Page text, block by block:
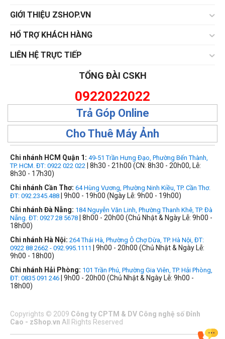
GIỚI THIỆU ZSHOP.VN
HỔ TRỢ KHÁCH HÀNG
LIÊN HỆ TRỰC TIẾP
TỔNG ĐÀI CSKH
0922022022
Trả Góp Online
Cho Thuê Máy Ảnh
Chi nhánh HCM Quận 1: 49-51 Trần Hưng Đạo, Phường Bến Thành,
TP. HCM. ĐT: 0922 022 022 | 8h30 - 21h00 (CN: 8h30 - 20h00, Lễ:
8h30 - 17h30)
Chi nhánh Cần Thơ: 64 Hùng Vương, Phường Ninh Kiều, TP. Cần Thơ.
ĐT: 092.2345.488 | 9h00 - 19h00 (Ngày Lễ: 9h00 - 19h00)
Chi nhánh Đà Nẵng: 184 Nguyễn Văn Linh, Phường Thanh Khê, TP. Đà
Nẵng. ĐT: 0927 28 5678 | 8h00 - 20h00 (Chủ Nhật & Ngày Lễ: 9h00 -
18h00)
Chi nhánh Hà Nội: 264 Thái Hà, Phường Ô Chợ Dừa, TP. Hà Nội, ĐT:
0922 88 2662 - 092.995.1111
| 9h00 - 20h00 (Chủ Nhật & Ngày Lễ:
9h00 - 18h00)
Chi nhánh Hải Phòng: 101 Trần Phú, Phường Gia Viên, TP. Hải Phòng,
ĐT: 0835 091 246 | 9h00 - 20h00 (Chủ Nhật & Ngày Lễ: 9h00 -
18h00)
Copyrights © 2009 Công ty CPTM & DV Công nghệ số Đỉnh
Cao - zShop.vn All Rights Reserved